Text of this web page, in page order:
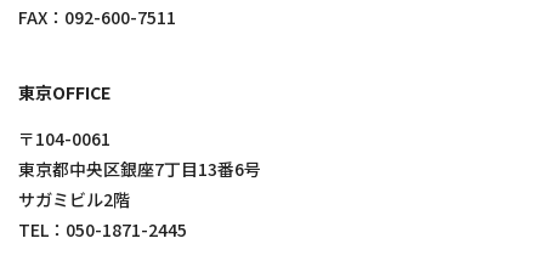
FAX：092-600-7511
東京OFFICE
〒104-0061
東京都中央区銀座7丁目13番6号
サガミビル2階
TEL： 050-1871-2445